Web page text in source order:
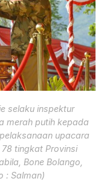
selaku inspektur
merah putih kepada
upacara
tingkat Provinsi
Bone Bolango,
: Salman)